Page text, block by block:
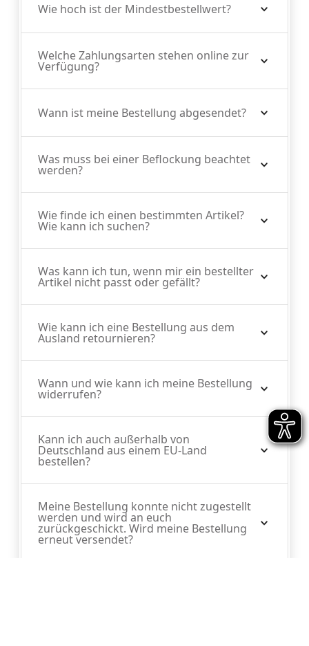
Wie hoch ist der Mindestbestellwert?
Welche Zahlungsarten stehen online zur
Verfügung?
Wann ist meine Bestellung abgesendet?
Was muss bei einer Beflockung beachtet
werden?
Wie finde ich einen bestimmten Artikel?
Wie kann ich suchen?
Was kann ich tun, wenn mir ein bestellter
Artikel nicht passt oder gefällt?
Wie kann ich eine Bestellung aus dem
Ausland retournieren?
Wann und wie kann ich meine Bestellung
widerrufen?
Kann ich auch außerhalb von
Deutschland aus einem EU-Land
bestellen?
Meine Bestellung konnte nicht zugestellt
werden und wird an euch
zurückgeschickt. Wird meine Bestellung
erneut versendet?